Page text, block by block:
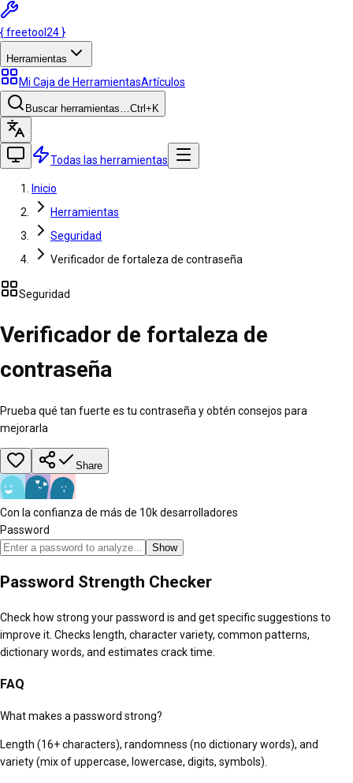
{freetool 24 }
Herramientas
Mi Caja de HerramientasArtículos
Buscar herramientas…Ctrl +K
Todas las herramientas
Inicio
Herramientas
Seguridad
Verificador de fortaleza de contraseña
Seguridad
Verificador de fortaleza de
contraseña
Prueba qué tan fuerte es tu contraseña y obtén consejos para
mejorarla
Share
Con la confianza de más de 10k desarrolladores
Password
Show
Password Strength Checker
Check how strong your password is and get specific suggestions to
improve it. Checks length, character variety, common patterns,
dictionary words, and estimates crack time.
FAQ
What makes a password strong?
Length (16+ characters), randomness (no dictionary words), and
variety (mix of uppercase, lowercase, digits, symbols).